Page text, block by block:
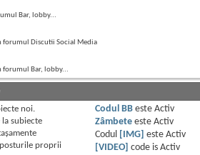
Bar, lobby...
forumul Discutii Social Media
forumul Bar, lobby...
noi.
subiecte
proprii
Codul BBeste Activ
Zâmbeteeste Activ
Codul
[IMG] este Activ
[VIDEO]
code is Activ